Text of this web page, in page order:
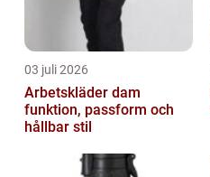
03 juli 2026
Arbetskläder dam
funktion, passform och
hållbar stil